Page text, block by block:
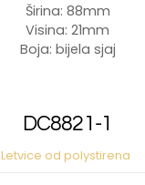
Širina: 88mm
Visina: 21mm
Boja: bijela sjaj
DC8821-1
Letvice od polystirena